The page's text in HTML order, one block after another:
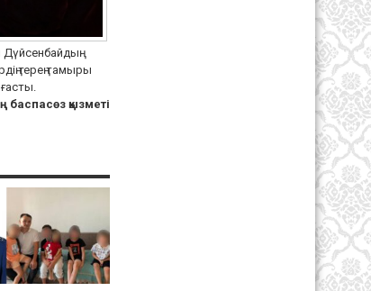
терең тамыры
баспасөз қызметі